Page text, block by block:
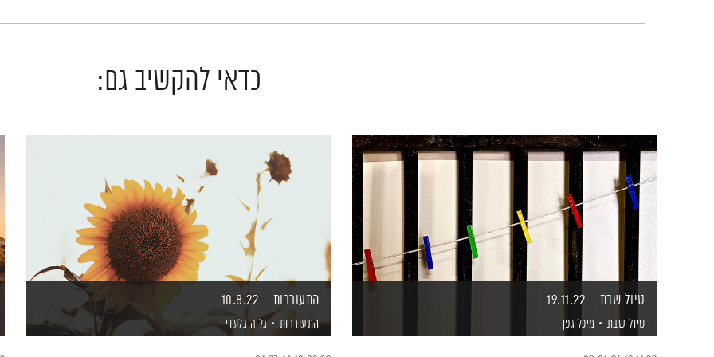
כדאי להקשיב גם:
טיול שבת – 19.11.22
טיול שבת מיכל גפן
התעוררות – 10.8.22
התעוררות גליה גלעדי